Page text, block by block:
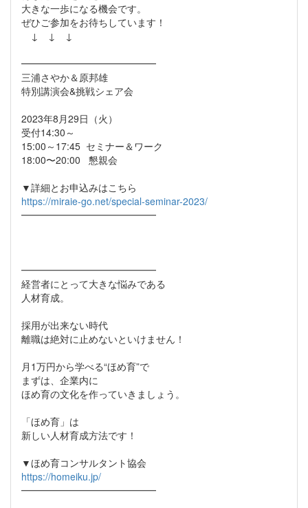
大きな一歩になる機会です。
ぜひご参加をお待ちしています！
↓ ↓ ↓
━━━━━━━━━━━━━━
三浦さやか＆原邦雄
特別講演会&挑戦シェア会
2023年8月29日（火）
受付14:30～
15:00～17:45 セミナー＆ワーク
18:00〜20:00 懇親会
▼詳細とお申込みはこちら
https://miraie-go.net/special-seminar-2023/
━━━━━━━━━━━━━━
━━━━━━━━━━━━━━
経営者にとって大きな悩みである
人材育成。
採用が出来ない時代
離職は絶対に止めないといけません！
月1万円から学べる“ほめ育”で
まずは、企業内に
ほめ育の文化を作っていきましょう。
「ほめ育」は
新しい人材育成方法です！
▼ほめ育コンサルタント協会
https://homeiku.jp/
━━━━━━━━━━━━━━